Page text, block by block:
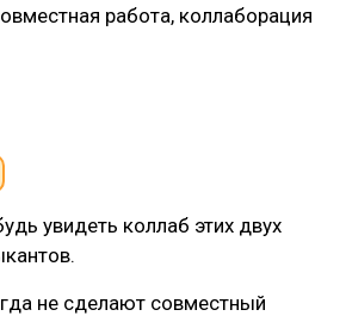
работа, коллаборация
увидеть коллаб этих двух
не сделают совместный